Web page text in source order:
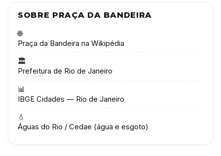
SOBRE PRAÇA DA BANDEIRA
🌐
Praça da Bandeira na Wikipédia
🏛️
Prefeitura de Rio de Janeiro
📊
IBGE Cidades — Rio de Janeiro
💧
Águas do Rio / Cedae (água e esgoto)